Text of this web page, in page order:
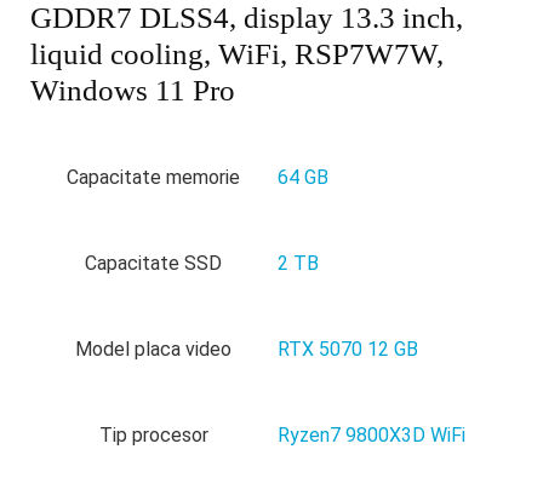
GDDR7 DLSS4, display 13.3 inch,
liquid cooling, WiFi, RSP7W7W,
Windows 11 Pro
Capacitate memorie 64 GB
Capacitate SSD 2 TB
Model placa video RTX 5070 12 GB
Tip procesor Ryzen7 9800X3D WiFi